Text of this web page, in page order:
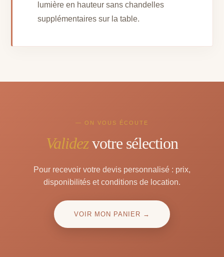
lumière en hauteur sans chandelles
supplémentaires sur la table.
— ON VOUS ÉCOUTE
Validezvotre sélection
Pour recevoir votre devis personnalisé : prix,
disponibilités et conditions de location.
VOIR MON PANIER →